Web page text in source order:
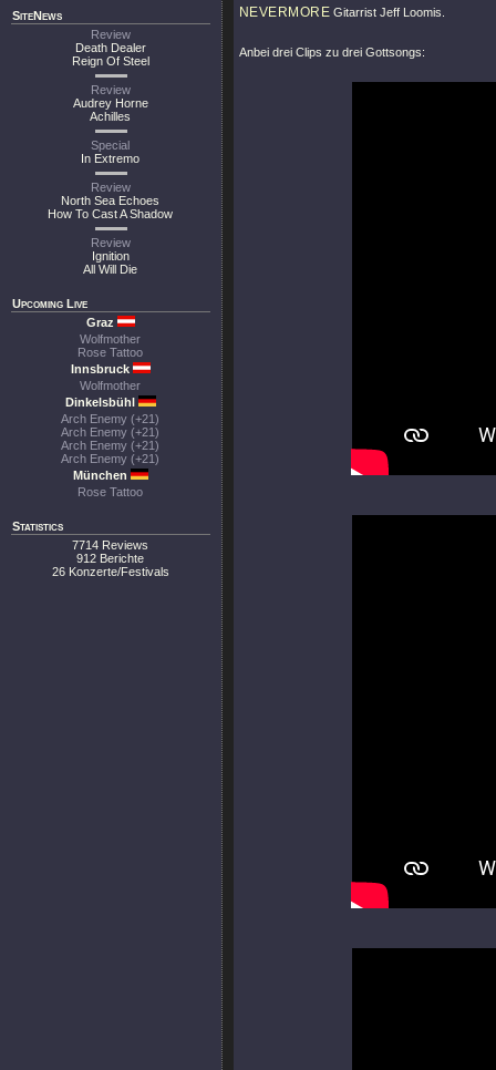
SiteNews
Review
Death Dealer
Reign Of Steel
Review
Audrey Horne
Achilles
Special
In Extremo
Review
North Sea Echoes
How To Cast A Shadow
Review
Ignition
All Will Die
Upcoming Live
Graz
Wolfmother
Rose Tattoo
Innsbruck
Wolfmother
Dinkelsbühl
Arch Enemy (+21)
Arch Enemy (+21)
Arch Enemy (+21)
Arch Enemy (+21)
München
Rose Tattoo
Statistics
7714 Reviews
912 Berichte
26 Konzerte/Festivals
NEVERMORE Gitarrist Jeff Loomis.
Anbei drei Clips zu drei Gottsongs: